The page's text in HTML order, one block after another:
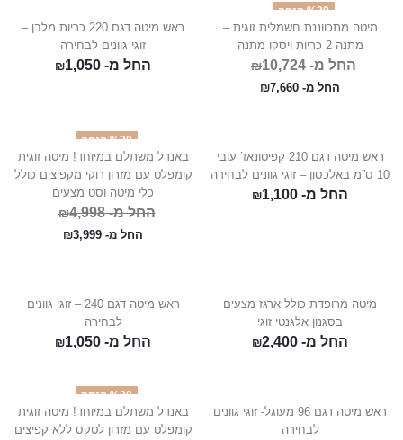
%29 הנחה
מיטה מתכווננת חשמלית זוגית –
מתנה 2 כריות ויסקו מתנה
החל מ- ₪10,724
החל מ- ₪7,660
ראש מיטה דגם 220 כריות מלבן –
זוגי גוונים לבחירה
החל מ- ₪1,050
ראש מיטה דגם 210 קפיטונאז’ עובי
10 ס”מ באלכסון – זוגי גוונים לבחירה
החל מ- ₪1,100
%20 הנחה
באנדל משתלם במיוחד! מיטה זוגית
קומפלט עם מזרון רוקי מקפיצים כולל
כלי מיטה וסט מצעים
החל מ- ₪4,998
החל מ- ₪3,999
מיטה מרופדת כולל ארגז מצעים
בסגנון אלגנטי זוגי
החל מ- ₪2,400
ראש מיטה דגם 240 – זוגי גוונים
לבחירה
החל מ- ₪1,050
ראש מיטה דגם 96 מעוגל- זוגי גוונים
לבחירה
%20 הנחה
באנדל משתלם במיוחד! מיטה זוגית
קומפלט עם מזרון לטקס ללא קפיצים